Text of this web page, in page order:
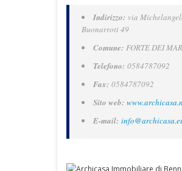
Indirizzo: via
Buonarroti 49
Comune: FORTE DEI
Telefono: 0584787092
Fax: 0584787092
Sito web:
E-mail: